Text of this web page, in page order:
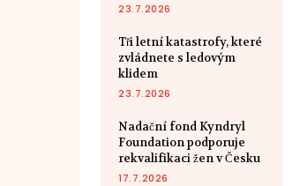
23.7.2026
Tři letní katastrofy, které
zvládnete s ledovým
klidem
23.7.2026
Nadační fond Kyndryl
Foundation podporuje
rekvalifikaci žen v Česku
17.7.2026